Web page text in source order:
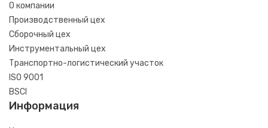
О компании
Производственный цех
Сборочный цех
Инструментальный цех
Транспортно-логистический участок
ISO 9001
BSCI
Информация